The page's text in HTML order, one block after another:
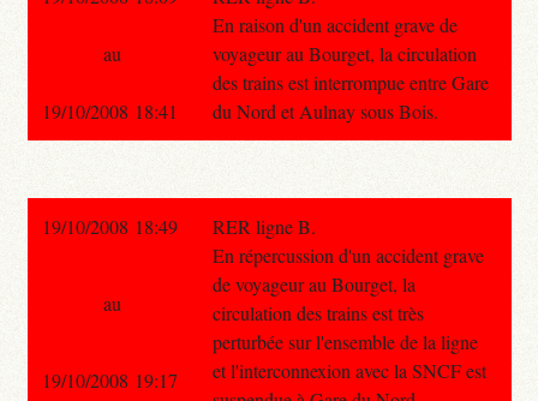
En raison d'un accident grave de
voyageur au Bourget, la circulation
des trains est interrompue entre Gare
du Nord et Aulnay sous Bois.
au
19/10/2008 18:41
19/10/2008 18:49
RER ligne B.
En répercussion d'un accident grave
de voyageur au Bourget, la
circulation des trains est très
perturbée sur l'ensemble de la ligne
et l'interconnexion avec la SNCF est
au
19/10/2008 19:17